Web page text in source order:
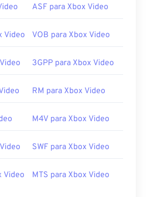
en-us/previous-
ASF para Xbox Video
Video VOB para Xbox Video
3GPP para Xbox Video
RM para Xbox Video
M4V para Xbox Video
SWF para Xbox Video
Video MTS para Xbox Video